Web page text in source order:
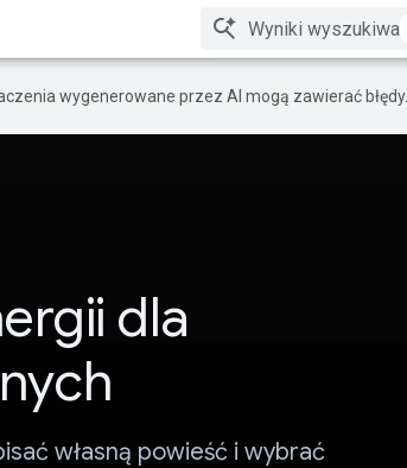
wygenerowane przez AI mogą zawierać błędy.
dla
własną powieść i wybrać